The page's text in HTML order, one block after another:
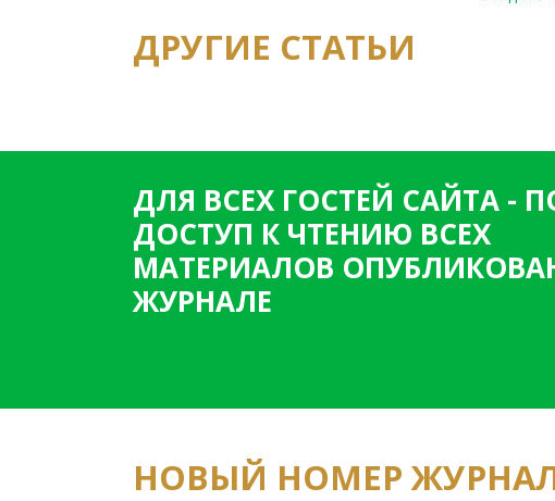
ДРУГИЕ СТАТЬИ
ДЛЯ ВСЕХ ГОСТЕЙ САЙТА -
ДОСТУП К ЧТЕНИЮ ВСЕХ
МАТЕРИАЛОВ
ЖУРНАЛЕ
НОВЫЙ НОМЕР